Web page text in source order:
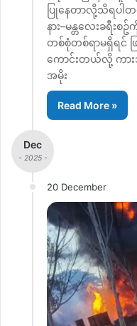
ပြုနေတာလို့သိရပါတ
နား–မန္တလေးခရီး
တစ်စုံတစ်ရာမရှိရင် ဖ
ကောင်းတယ်လို့ ကား
အမိုး
Read More »
Dec
- 2025 -
20 December